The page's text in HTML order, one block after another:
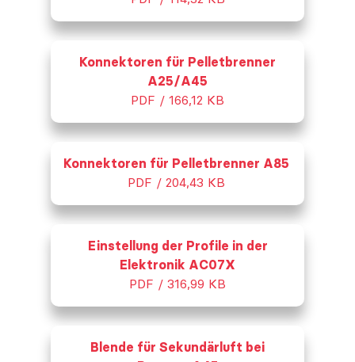
Konnektoren für Pelletbrenner
A25/A45
PDF / 166,12 KB
Konnektoren für Pelletbrenner A85
PDF / 204,43 KB
Einstellung der Profile in der
Elektronik AC07X
PDF / 316,99 KB
Blende für Sekundärluft bei